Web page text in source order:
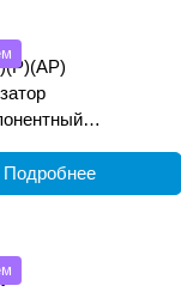
Подробнее